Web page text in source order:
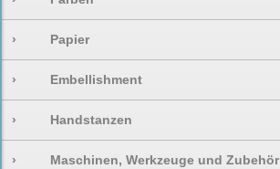
› Papier
› Embellishment
› Handstanzen
› Maschinen, Werkzeuge und Zubehör